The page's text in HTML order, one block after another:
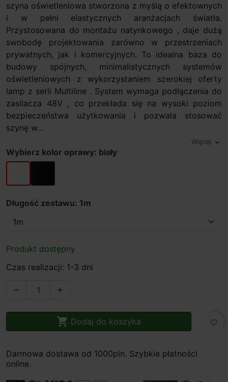
szyna oświetleniowa stworzona z myślą o efektownych
i w pełni elastycznych aranżacjach światła.
Przystosowana do montażu natynkowego , daje dużą
swobodę projektowania zarówno w przestrzeniach
prywatnych, jak i komercyjnych. To idealna baza do
budowy spójnych, minimalistycznych systemów
oświetleniowych z wykorzystaniem szerokiej oferty
lamp z serii Multiline . System wymaga podłączenia do
zasilacza 48V , co przekłada się na wysoki poziom
bezpieczeństwa użytkowania i pozwala stosować
szynę w...
Więcej expand_more
Wybierz kolor oprawy: biały
biały czarny
Długość zestawu: 1m
Produkt dostępny
Czas realizacji: 1-3 dni
 
 Dodaj do koszyka favorite_border
Darmowa dostawa od 1000pln. Szybkie płatności
online.